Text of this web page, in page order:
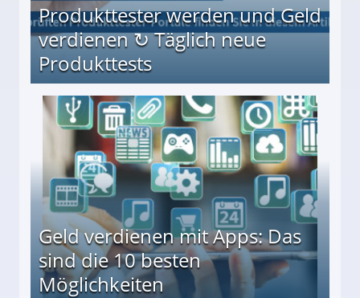
Produkttester werden und Geld
verdienen ↻ Täglich neue
Produkttests
↻ Täglich neue Produkttests
Geld verdienen mit Apps: Das
sind die 10 besten
Möglichkeiten